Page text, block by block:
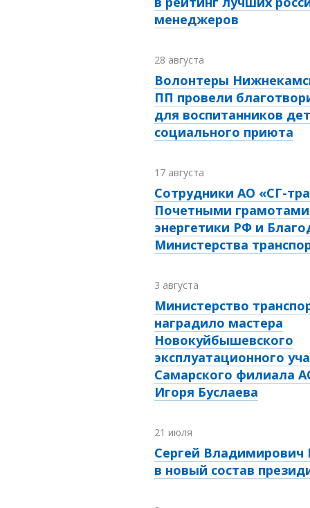
менеджеров
28 августа
Волонтеры
ПП провели
для воспитанников
социального приюта
17 августа
Сотрудники АО «СГ-
Почетными
энергетики РФ и
Министерства
3 августа
Министерство
наградило мастера
Новокуйбышевского
эксплуатационного
Самарского филиала
Игоря Буслаева
21 июля
Сергей Владимирович
в новый состав